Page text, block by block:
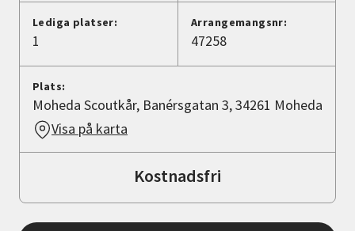
Lediga platser:
1
Arrangemangsnr:
47258
Plats:
Moheda Scoutkår, Banérsgatan 3, 34261 Moheda
Visa på karta
Kostnadsfri